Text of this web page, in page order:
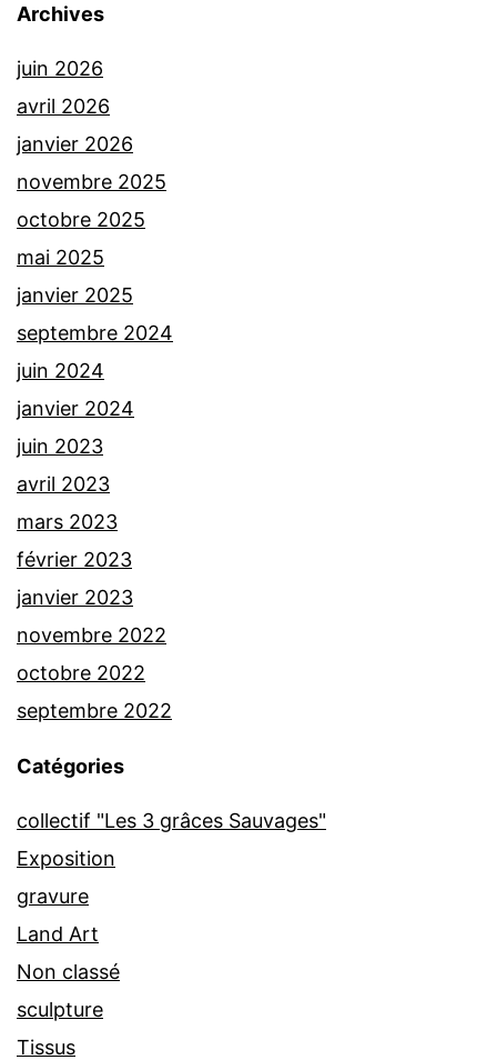
Archives
juin 2026
avril 2026
janvier 2026
novembre 2025
octobre 2025
mai 2025
janvier 2025
septembre 2024
juin 2024
janvier 2024
juin 2023
avril 2023
mars 2023
février 2023
janvier 2023
novembre 2022
octobre 2022
septembre 2022
Catégories
collectif "Les 3 grâces Sauvages"
Exposition
gravure
Land Art
Non classé
sculpture
Tissus